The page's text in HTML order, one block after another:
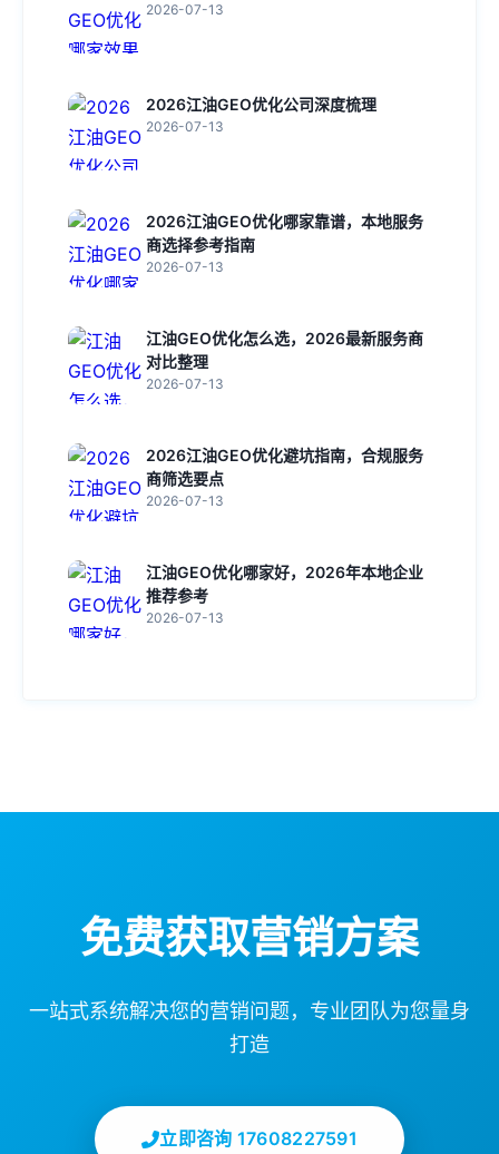
2026-07-13
2026江油GEO优化公司深度梳理
2026-07-13
2026江油GEO优化哪家靠谱，本地服务
商选择参考指南
2026-07-13
江油GEO优化怎么选，2026最新服务商
对比整理
2026-07-13
2026江油GEO优化避坑指南，合规服务
商筛选要点
2026-07-13
江油GEO优化哪家好，2026年本地企业
推荐参考
2026-07-13
免费获取营销方案
一站式系统解决您的营销问题，专业团队为您量身
打造
立即咨询 17608227591